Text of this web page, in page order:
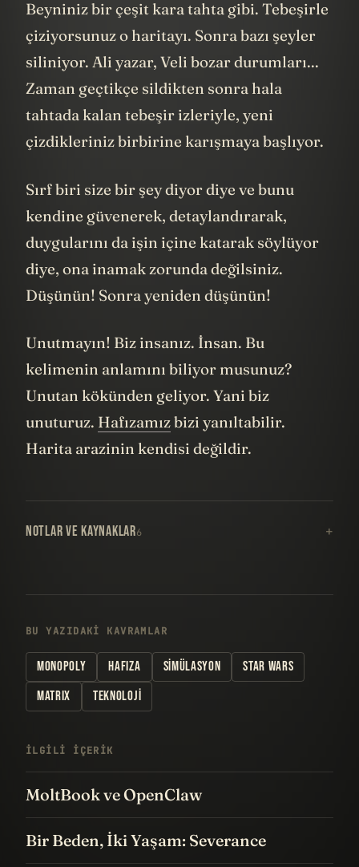
Beyniniz bir çeşit kara tahta gibi. Tebeşirle
çiziyorsunuz o haritayı. Sonra bazı şeyler
siliniyor. Ali yazar, Veli bozar durumları...
Zaman geçtikçe sildikten sonra hala
tahtada kalan tebeşir izleriyle, yeni
çizdikleriniz birbirine karışmaya başlıyor.
Sırf biri size bir şey diyor diye ve bunu
kendine güvenerek, detaylandırarak,
duygularını da işin içine katarak söylüyor
diye, ona inamak zorunda değilsiniz.
Düşünün! Sonra yeniden düşünün!
Unutmayın! Biz insanız. İnsan. Bu
kelimenin anlamını biliyor musunuz?
Unutan kökünden geliyor. Yani biz
unuturuz. Hafızamızbizi yanıltabilir.
Harita arazinin kendisi değildir.
NOTLAR VE KAYNAKLAR6
BU YAZIDAKI KAVRAMLAR
MONOPOLY HAFIZA SIMÜLASYON
STAR WARS
MATRIX
TEKNOLOJI
İLGILI IÇERIK
MoltBook ve OpenClaw
Bir Beden, İki Yaşam: Severance